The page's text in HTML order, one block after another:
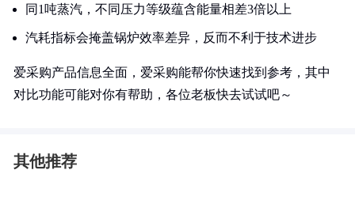
同1吨蒸汽，不同压力等级蕴含能量相差3倍以上
汽耗指标会掩盖锅炉效率差异，反而不利于技术进步
爱采购产品信息全面，爱采购能帮你快速找到参考，其中
对比功能可能对你有帮助，各位老板快去试试吧～
其他推荐